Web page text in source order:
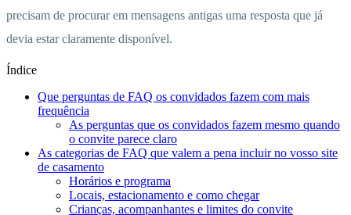
precisam de procurar em mensagens antigas uma resposta que já
devia estar claramente disponível.
Índice
Que perguntas de FAQ os convidados fazem com mais
frequência
As perguntas que os convidados fazem mesmo quando
o convite parece claro
As categorias de FAQ que valem a pena incluir no vosso site
de casamento
Horários e programa
Locais, estacionamento e como chegar
Crianças, acompanhantes e limites do convite